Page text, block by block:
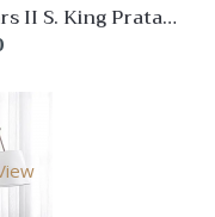
II S. King Prata